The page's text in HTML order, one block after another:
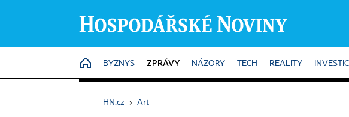
HOME
BYZNYS ZPRÁVY NÁZORY TECH REALITY
HN.cz › Art